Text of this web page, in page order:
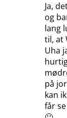
Ja,
og
lang
til, at
Uha
på
kan
får